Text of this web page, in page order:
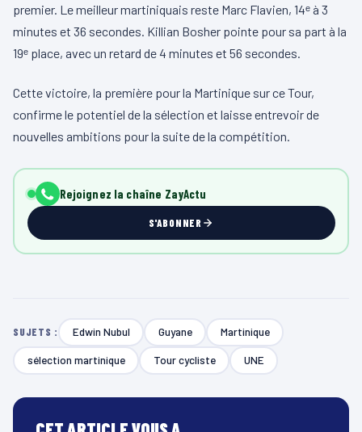
premier. Le meilleur martiniquais reste Marc Flavien, 14ᵉ à 3
minutes et 36 secondes. Killian Bosher pointe pour sa part à la
19ᵉ place, avec un retard de 4 minutes et 56 secondes.
Cette victoire, la première pour la Martinique sur ce Tour,
confirme le potentiel de la sélection et laisse entrevoir de
nouvelles ambitions pour la suite de la compétition.
Rejoignez la chaîne ZayActu
S'ABONNER
SUJETS : Edwin Nubul Guyane Martinique
sélection martinique Tour cycliste UNE